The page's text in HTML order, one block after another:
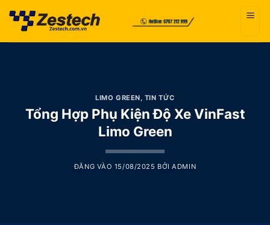
qua
LIMO GREEN, TIN TỨC
Tổng Hợp Phụ Kiện Độ Xe VinFast
Limo Green
ĐĂNG VÀO 15/08/2025 BỞIADMIN